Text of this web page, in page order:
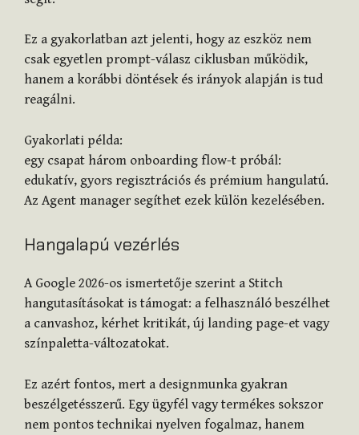
Ez a gyakorlatban azt jelenti, hogy az eszköz nem
csak egyetlen prompt-válasz ciklusban működik,
hanem a korábbi döntések és irányok alapján is tud
reagálni.
Gyakorlati példa:
egy csapat három onboarding flow-t próbál:
edukatív, gyors regisztrációs és prémium hangulatú.
Az Agent manager segíthet ezek külön kezelésében.
Hangalapú vezérlés
A Google 2026-os ismertetője szerint a Stitch
hangutasításokat is támogat: a felhasználó beszélhet
a canvashoz, kérhet kritikát, új landing page-et vagy
színpaletta-változatokat.
Ez azért fontos, mert a designmunka gyakran
beszélgetésszerű. Egy ügyfél vagy termékes sokszor
nem pontos technikai nyelven fogalmaz, hanem